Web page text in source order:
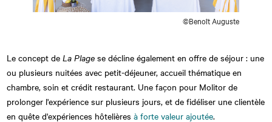
©Benoît Auguste
Le concept deLa Plage se décline également en offre de séjour : une
ou plusieurs nuitées avec petit-déjeuner, accueil thématique en
chambre, soin et crédit restaurant. Une façon pour Molitor de
prolonger l'expérience sur plusieurs jours, et de fidéliser une clientèle
en quête d'expériences hôtelièresà forte valeur ajoutée.